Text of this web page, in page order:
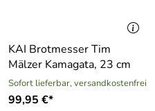
KAI Brotmesser Tim
Mälzer Kamagata, 23 cm
Sofort lieferbar, versandkostenfrei
99,95 €*